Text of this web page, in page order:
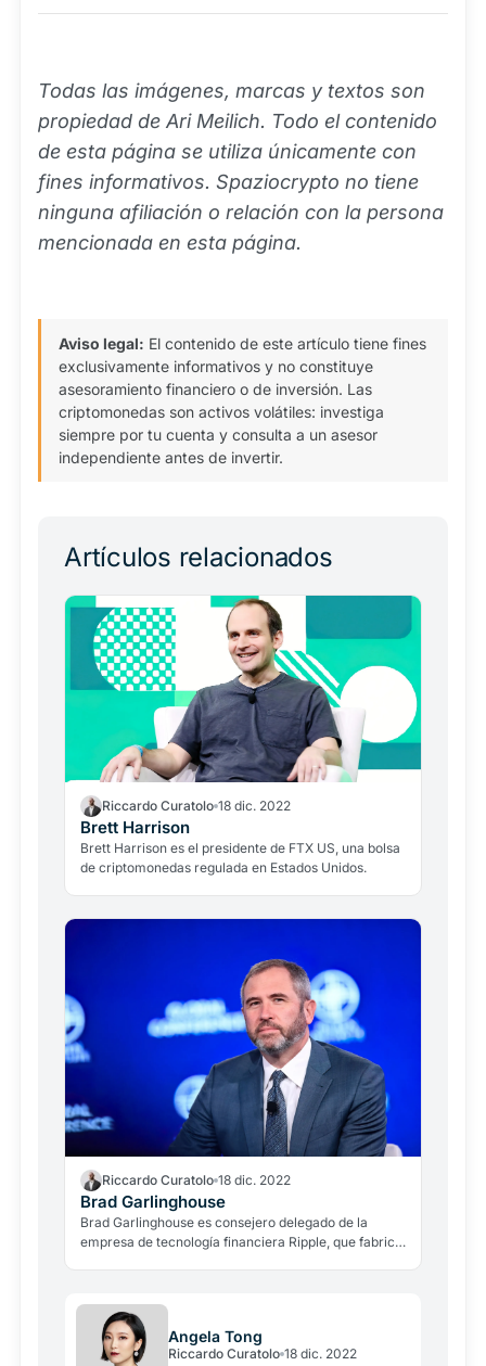
Todas las imágenes, marcas y textos son
propiedad de Ari Meilich. Todo el contenido
de esta página se utiliza únicamente con
fines informativos. Spaziocrypto no tiene
ninguna afiliación o relación con la persona
mencionada en esta página.
Aviso legal: El contenido de este artículo tiene fines
exclusivamente informativos y no constituye
asesoramiento financiero o de inversión. Las
criptomonedas son activos volátiles: investiga
siempre por tu cuenta y consulta a un asesor
independiente antes de invertir.
Artículos relacionados
Riccardo Curatolo 18 dic. 2022
Brett Harrison
Brett Harrison es el presidente de FTX US, una bolsa
de criptomonedas regulada en Estados Unidos.
Riccardo Curatolo 18 dic. 2022
Brad Garlinghouse
Brad Garlinghouse es consejero delegado de la
empresa de tecnología financiera Ripple, que fabrica
Angela Tong
Riccardo Curatolo 18 dic. 2022